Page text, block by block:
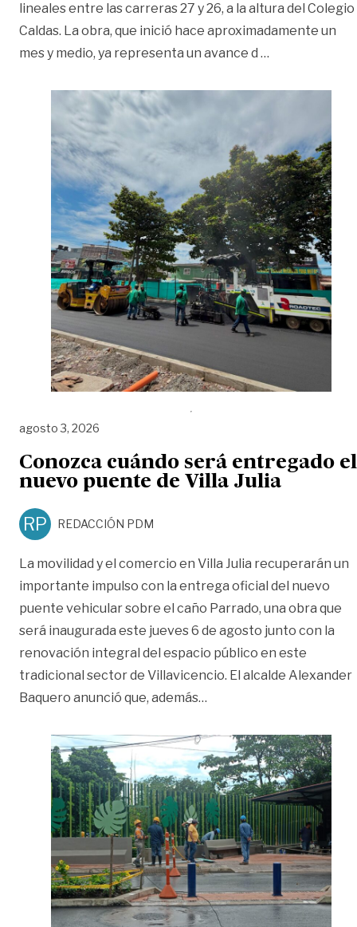
lineales entre las carreras 27 y 26, a la altura del Colegio
Caldas. La obra, que inició hace aproximadamente un
mes y medio, ya representa un avance d …
agosto 3, 2026
Conozca cuándo será entregado el
nuevo puente de Villa Julia
RP REDACCIÓN PDM
La movilidad y el comercio en Villa Julia recuperarán un
importante impulso con la entrega oficial del nuevo
puente vehicular sobre el caño Parrado, una obra que
será inaugurada este jueves 6 de agosto junto con la
renovación integral del espacio público en este
tradicional sector de Villavicencio. El alcalde Alexander
Baquero anunció que, además…